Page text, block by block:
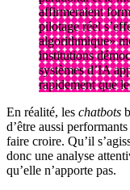
affirmeraient
pilotage réel
algorithmique»
institutions
systèmes d’IA
rapidement que
En réalité, les chatbots
d’être aussi
faire croire. Qu’il
donc une analyse
qu’elle n’apporte pas.